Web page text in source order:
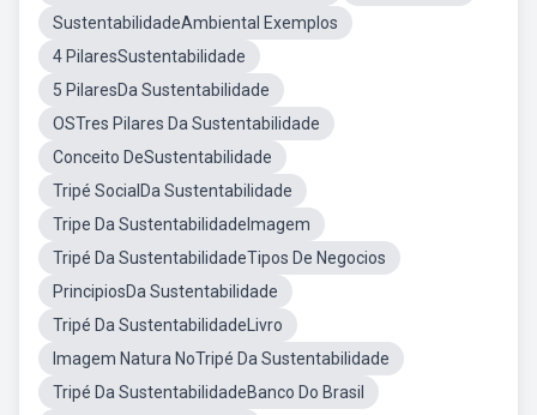
SustentabilidadeAmbiental Exemplos
4 PilaresSustentabilidade
5 PilaresDa Sustentabilidade
OSTres Pilares Da Sustentabilidade
Conceito DeSustentabilidade
Tripé SocialDa Sustentabilidade
Tripe Da SustentabilidadeImagem
Tripé Da SustentabilidadeTipos De Negocios
PrincipiosDa Sustentabilidade
Tripé Da SustentabilidadeLivro
Imagem Natura NoTripé Da Sustentabilidade
Tripé Da SustentabilidadeBanco Do Brasil